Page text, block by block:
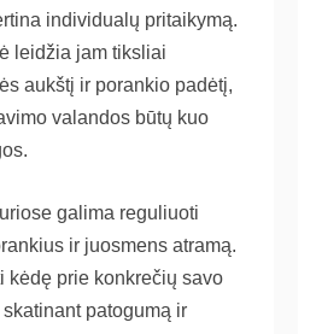
individualų pritaikymą.
leidžia jam tiksliai
aukštį ir porankio padėtį,
valandos būtų kuo
galima reguliuoti
ir juosmens atramą.
kėdę prie konkrečių savo
patogumą ir